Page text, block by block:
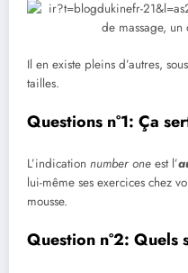
Il en existe pleins d’autres,
tailles.
Questions n°1: Ça
L’indication number one est l’
lui-même ses exercices chez
mousse.
Question n°2: Quels